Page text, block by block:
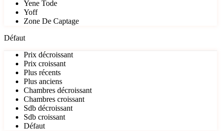
Yene Tode
Yoff
Zone De Captage
Défaut
Prix décroissant
Prix croissant
Plus récents
Plus anciens
Chambres décroissant
Chambres croissant
Sdb décroissant
Sdb croissant
Défaut